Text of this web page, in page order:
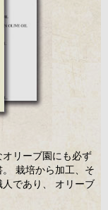
リーブ園にも必ず
栽培から加工、そ
であり、 オリーブ